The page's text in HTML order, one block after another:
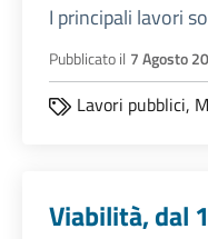
I principali lavori
Pubblicato il 7 Agosto
Lavori pubblici,
Viabilità, dal